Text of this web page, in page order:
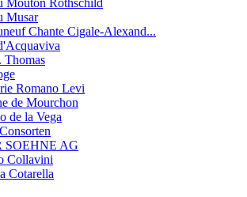
Mouton Rothschild
Musar
Chante Cigale-Alexand...
Thomas
Romano Levi
de Mourchon
de la Vega
SOEHNE AG
Collavini
Cotarella